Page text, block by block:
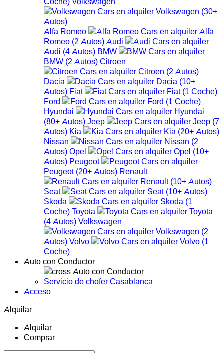
Volkswagen (30+
Autos)
Alfa Romeo
Alfa
Romeo (2 Autos) Audi
Audi (4 Autos) BMW
BMW (2 Autos) Citroen
Citroen (2 Autos)
Dacia
Dacia (10+
Autos) Fiat Fiat (1 Coche)
Ford
Ford (1 Coche)
Hyundai
Hyundai
(80+ Autos) Jeep Jeep (7
Autos) Kia Kia (20+ Autos)
Nissan
Nissan (2
Autos) Opel Opel (10+
Autos) Peugeot
Peugeot (20+ Autos) Renault
Renault (10+ Autos)
Seat
Seat (10+ Autos)
Skoda
Skoda (1
Coche) Toyota
Toyota
(4 Autos) Volkswagen
Volkswagen (2
Autos) Volvo Volvo (1
Coche)
Auto con Conductor
Auto con Conductor
Servicio de chofer Casablanca
Acceso
Alquilar
Alquilar
Comprar